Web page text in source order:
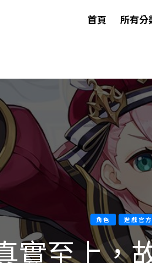
首頁 所有分
角色 遊戲官
實至上，